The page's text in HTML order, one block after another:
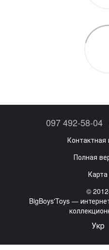
097 492-58-04
Полная
©
BigBoys'Toys —
Укр